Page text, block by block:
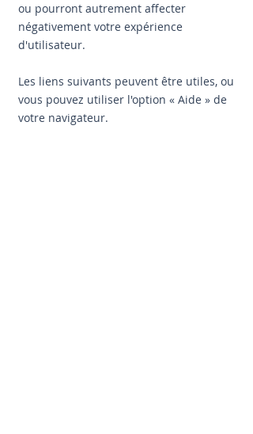
ou pourront autrement affecter
négativement votre expérience
d'utilisateur.
Les liens suivants peuvent être utiles, ou
vous pouvez utiliser l'option « Aide » de
votre navigateur.